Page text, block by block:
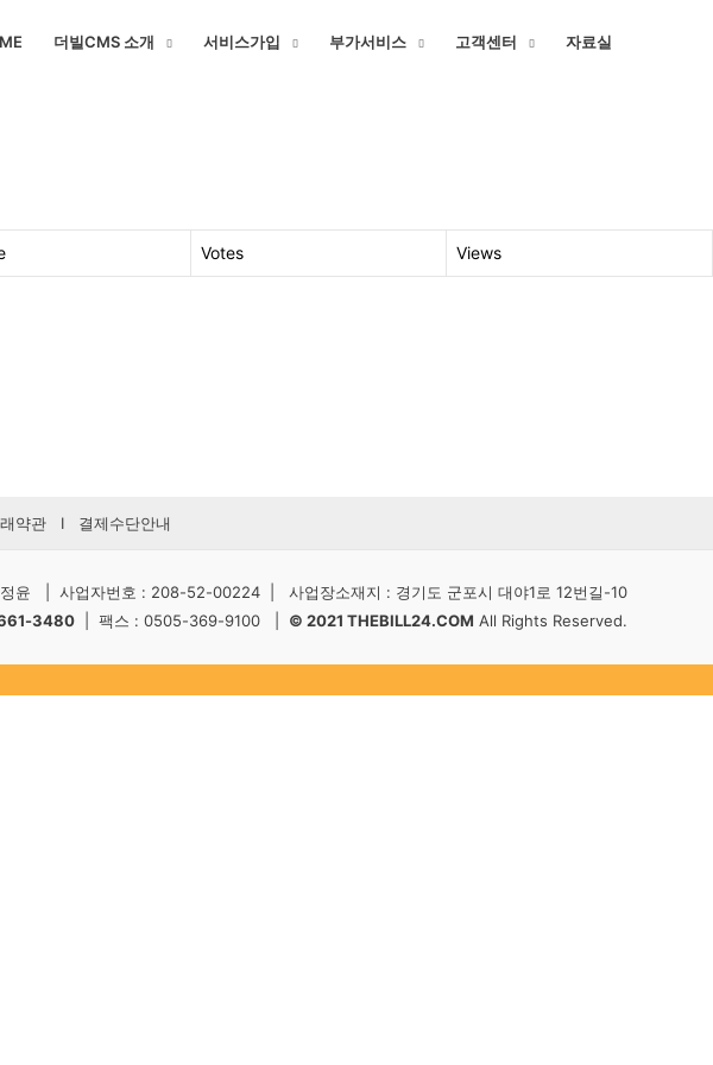
더빌CMS 소개 서비스가입 부가서비스 고객센터 자료실
Votes Views
약관 I 결제수단안내
윤 | 사업자번호 : 208-52-00224 | 사업장소재지 : 경기도 군포시 대야1로 12번길-10
3480 | 팩스 : 0505-369-9100 | © 2021 THEBILL24.COM All Rights Reserved.